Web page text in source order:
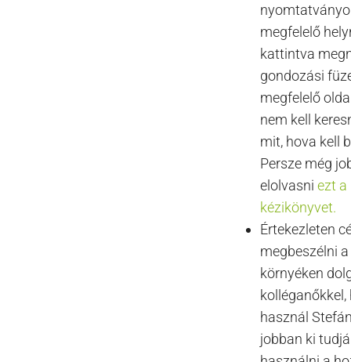
megfelelő
kattintva
gondozási
megfelelő
nem kell
mit, hova kell
Persze még
elolvasni ezt a
kézikönyvet.
Értekezleten
megbeszélni a
környéken
kolléganőkkel,
használ
jobban ki